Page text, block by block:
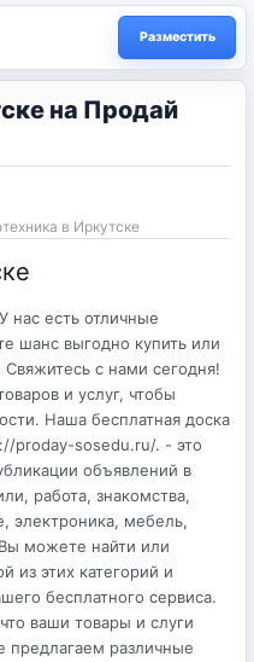
Разместить
на Продай
в Иркутске
нас есть отличные
шанс выгодно купить или
Свяжитесь с нами сегодня!
и услуг, чтобы
Наша бесплатная доска
proday-sosedu.ru/. - это
объявлений в
работа, знакомства,
электроника, мебель,
можете найти или
из этих категорий и
бесплатного сервиса.
ваши товары и слуги
предлагаем различные